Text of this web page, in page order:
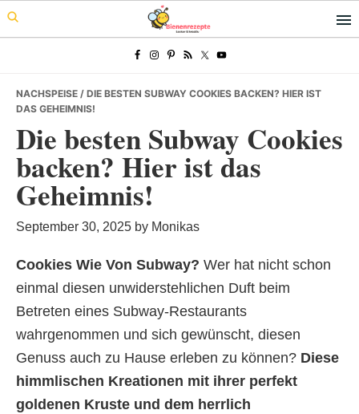
Skip
to
Skip
to
Skip
to
NACHSPEISE / DIE BESTEN SUBWAY COOKIES BACKEN? HIER IST
DAS GEHEIMNIS!
Die besten Subway Cookies
backen? Hier ist das
Geheimnis!
September 30, 2025 by Monikas
Cookies Wie Von Subway? Wer hat nicht schon
einmal diesen unwiderstehlichen Duft beim
Betreten eines Subway-Restaurants
wahrgenommen und sich gewünscht, diesen
Genuss auch zu Hause erleben zu können? Diese
himmlischen Kreationen mit ihrer perfekt
goldenen Kruste und dem herrlich